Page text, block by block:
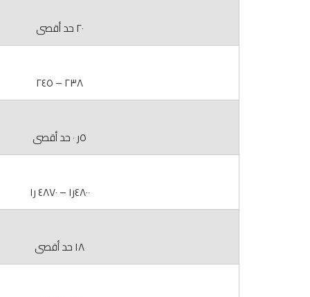
٢٠ حد أقصى
٢٣٨ – ٢٤٥
٥ر ٠ حد أقصى
٤٨٠٠ر١ – ٤٨٧٠ ر١
١٨ حد أقصى